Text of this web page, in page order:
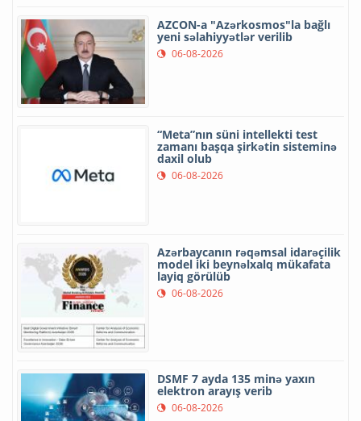
AZCON-a "Azərkosmos"la bağlı
yeni səlahiyyətlər verilib
06-08-2026
“Meta”nın süni intellekti test
zamanı başqa şirkətin sisteminə
daxil olub
06-08-2026
Azərbaycanın rəqəmsal idarəçilik
model iki beynəlxalq mükafata
layiq görülüb
06-08-2026
DSMF 7 ayda 135 minə yaxın
elektron arayış verib
06-08-2026